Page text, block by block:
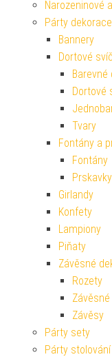
Narozeninové
Párty
Bannery
Dortové
Dortové
Tvary
Fontány a
Fontány
Prskavky
Girlandy
Konfety
Lampiony
Piňaty
Závěsné
Rozety
Závěsy
Párty sety
Párty stolování